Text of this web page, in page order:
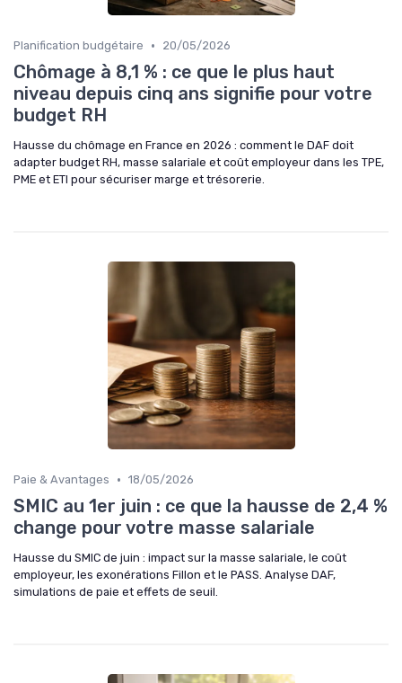
Planification budgétaire • 20/05/2026
Chômage à 8,1 % : ce que le plus haut
niveau depuis cinq ans signifie pour votre
budget RH
Hausse du chômage en France en 2026 : comment le DAF doit
adapter budget RH, masse salariale et coût employeur dans les TPE,
PME et ETI pour sécuriser marge et trésorerie.
Paie & Avantages • 18/05/2026
SMIC au 1er juin : ce que la hausse de 2,4 %
change pour votre masse salariale
Hausse du SMIC de juin : impact sur la masse salariale, le coût
employeur, les exonérations Fillon et le PASS. Analyse DAF,
simulations de paie et effets de seuil.